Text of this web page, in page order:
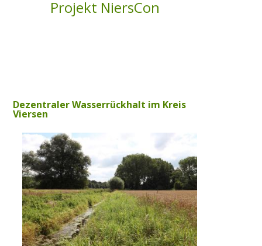
FAQ
AUFGABEN
Gewässerunterhaltung
Gewässerausbau
Projekt NiersCon
Dezentraler Wasserrückhalt im Kreis
Viersen